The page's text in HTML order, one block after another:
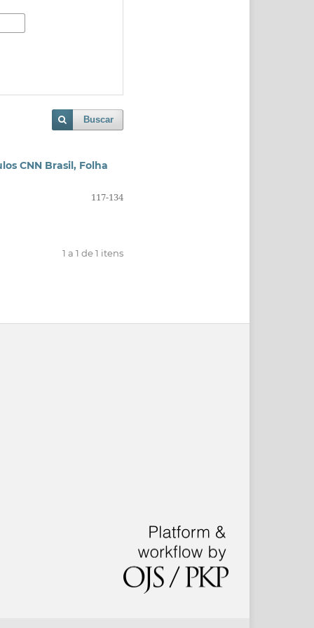
Buscar
CNN Brasil, Folha
117-134
1 a 1 de 1 itens